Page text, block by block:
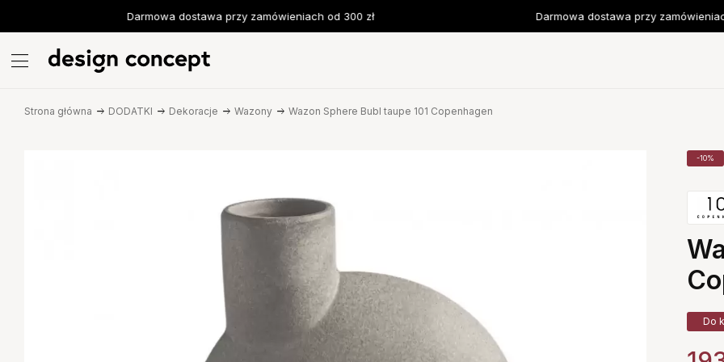
Darmowa dostawa przy zamówieniach od 300 zł Darmowa dostawa przy zamówieniach
Strona główna DODATKI Dekoracje Wazony Wazon Sphere Bubl taupe 101 Copenhagen
-10%
Do